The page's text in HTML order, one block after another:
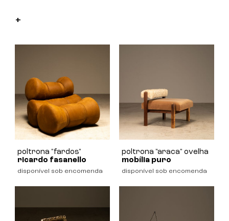
+
poltrona "fardos"
ricardo fasanello
disponível sob encomenda
poltrona "araca" ovelha
mobília puro
disponível sob encomenda